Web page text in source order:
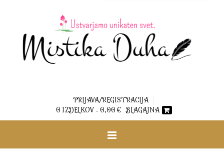
PRIJAVA/REGISTRACIJA
0 IZDELKOV - 0,00 € BLAGAJNA